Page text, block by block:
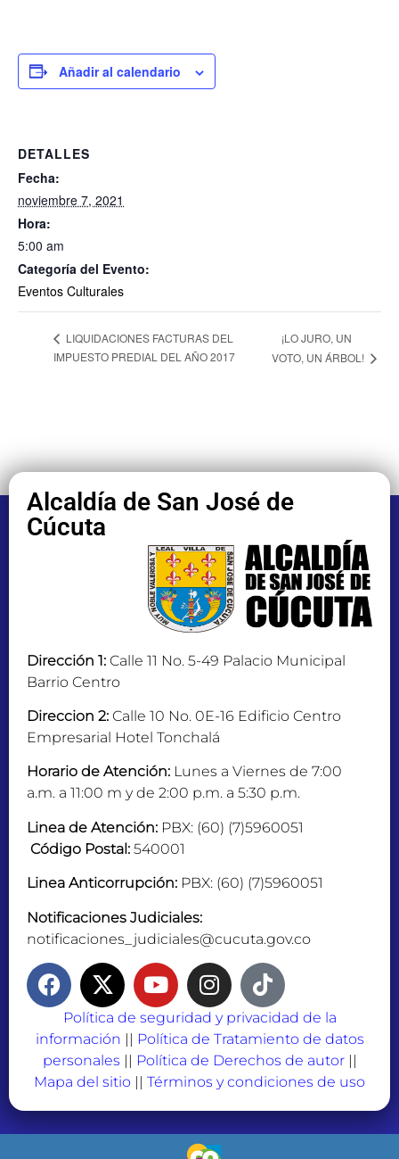
Añadir al calendario
DETALLES
Fecha:
noviembre 7, 2021
Hora:
5:00 am
Categoría del Evento:
Eventos Culturales
LIQUIDACIONES FACTURAS DEL
IMPUESTO PREDIAL DEL AÑO 2017
¡LO JURO, UN
VOTO, UN ÁRBOL!
Alcaldía de San José de
Cúcuta
Dirección 1: Calle 11 No. 5-49 Palacio Municipal
Barrio Centro
Direccion 2: Calle 10 No. 0E-16 Edificio Centro
Empresarial Hotel Tonchalá
Horario de Atención: Lunes a Viernes de 7:00
a.m. a 11:00 m y de 2:00 p.m. a 5:30 p.m.
Linea de Atención: PBX: (60) (7)5960051
Código Postal: 540001
Linea Anticorrupción: PBX: (60) (7)5960051
Notificaciones Judiciales:
notificaciones_judiciales@cucuta.gov.co
Política de seguridad y privacidad de la
información || Política de Tratamiento de datos
personales || Política de Derechos de autor||
Mapa del sitio || Términos y condiciones de uso